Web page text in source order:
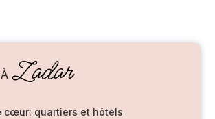
Zadar
cœur: quartiers et hôtels